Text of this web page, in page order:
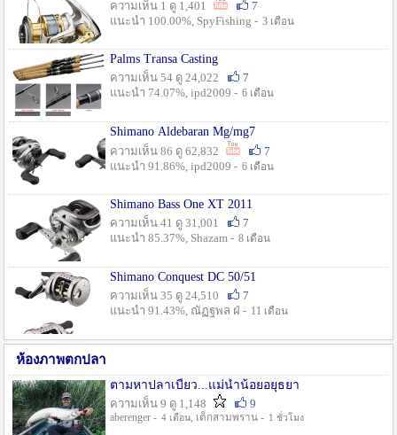
ความเห็น 1 ดู 1,401
7
แนะนำ 100.00%, SpyFishing - 3 เดือน
Palms Transa Casting
ความเห็น 54 ดู 24,022
7
แนะนำ 74.07%, ipd2009 - 6 เดือน
Shimano Aldebaran Mg/mg7
ความเห็น 86 ดู 62,832
7
แนะนำ 91.86%, ipd2009 - 6 เดือน
Shimano Bass One XT 2011
ความเห็น 41 ดู 31,001
7
แนะนำ 85.37%, Shazam - 8 เดือน
Shimano Conquest DC 50/51
ความเห็น 35 ดู 24,510
7
แนะนำ 91.43%, ณัฏฐพล ฝ่ - 11 เดือน
ห้องภาพตกปลา
ตามหาปลาเบี้ยว...แม่น้ำน้อยอยุธยา
ความเห็น 9 ดู 1,148
9
aberenger - 4 เดือน, เด็กสามพราน - 1 ชั่วโมง